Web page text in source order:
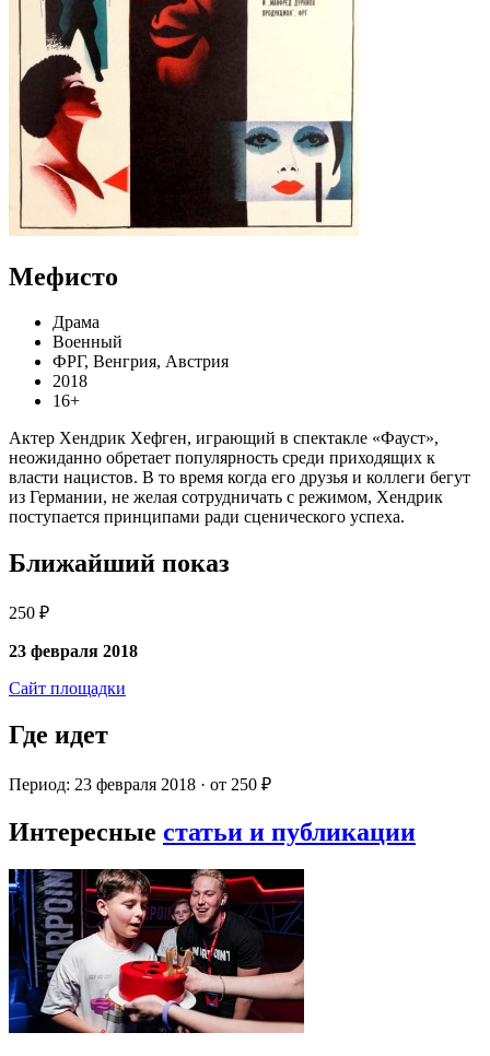
Мефисто
Драма
Военный
ФРГ, Венгрия, Австрия
2018
16+
Актер Хендрик Хефген, играющий в спектакле «Фауст»,
неожиданно обретает популярность среди приходящих к
власти нацистов. В то время когда его друзья и коллеги бегут
из Германии, не желая сотрудничать с режимом, Хендрик
поступается принципами ради сценического успеха.
Ближайший показ
250 ₽
23 февраля 2018
Сайт площадки
Где идет
Период: 23 февраля 2018 · от 250 ₽
Интересные статьи и публикации